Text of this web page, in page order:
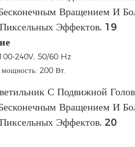
240V, 50/60 Hz
мощность: 200 Вт.